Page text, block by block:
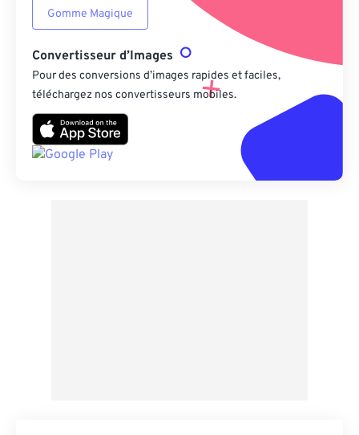
Gomme Magique
Convertisseur d’Images
Pour des conversions d’images rapides et faciles,
téléchargez nos convertisseurs mobiles.